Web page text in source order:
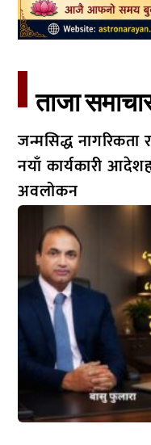
ताजा
जन्मसिद्ध नागरिकता
नयाँ कार्यकारी
अवलोकन